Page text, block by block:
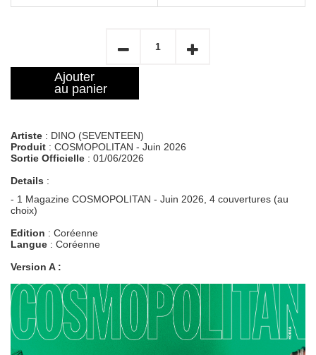
Ajouter
au panier
Artiste : DINO (SEVENTEEN)
Produit : COSMOPOLITAN - Juin 2026
Sortie Officielle : 01/06/2026
Details :
- 1 Magazine COSMOPOLITAN - Juin 2026, 4 couvertures (au
choix)
Edition : Coréenne
Langue : Coréenne
Version A :